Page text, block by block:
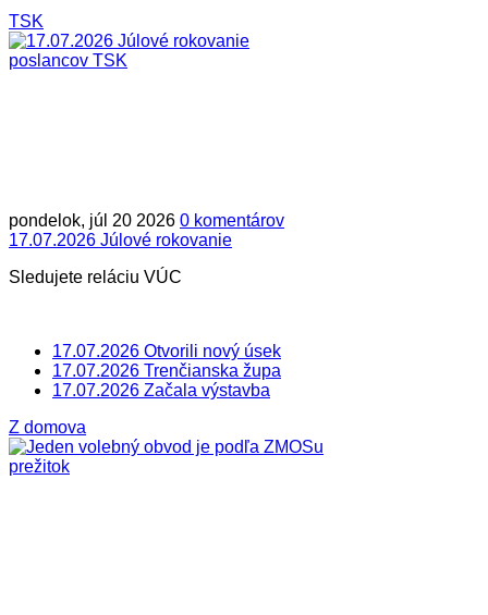
TSK
pondelok, júl 20 2026 0 komentárov
17.07.2026 Júlové rokovanie
Sledujete reláciu VÚC
17.07.2026 Otvorili nový úsek
17.07.2026 Trenčianska župa
17.07.2026 Začala výstavba
Z domova